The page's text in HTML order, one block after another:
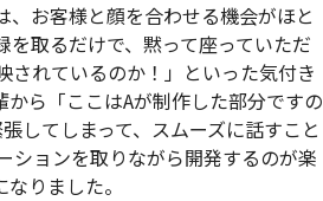
お客様と顔を合わせる機会がほと
取るだけで、黙って座っていただ
されているのか！」といった気付き
ら「ここはAが制作した部分ですの
してしまって、スムーズに話すこと
ションを取りながら開発するのが楽
りました。